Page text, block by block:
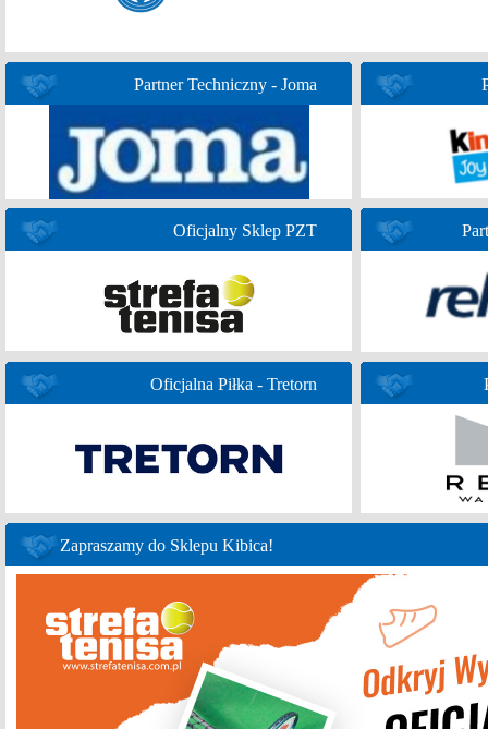
Partner Techniczny - Joma
Oficjalny Sklep PZT
Oficjalna Piłka - Tretorn
Zapraszamy do Sklepu Kibica!